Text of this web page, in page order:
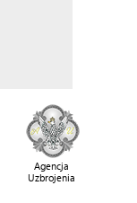
Agencja
Uzbrojenia